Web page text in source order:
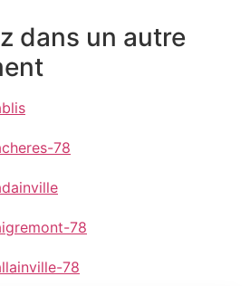
dans un autre
78
78
78